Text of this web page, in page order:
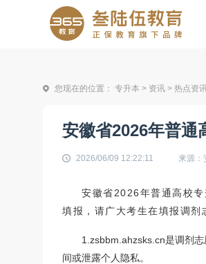
您现在的位置： 专升本 > 资讯 > 热点资
安徽省2026年普通
2026/06/09 12:22:11 来源：
安徽省2026年普通高校
填报，请广大考生在填报调剂
1.zsbbm.ahzsks.cn是调剂
间或泄露个人隐私。